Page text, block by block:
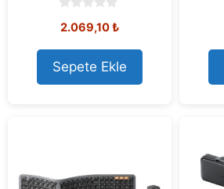
o
t
o
f
5
2.069,10₺
Sepete Ekle